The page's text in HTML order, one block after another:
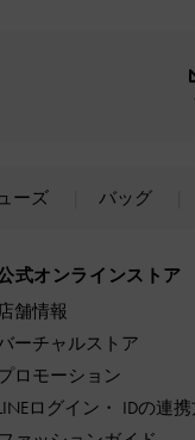
ーズ バッグ
式オンラインストア
店舗情報
ーチャルストア
ロモーション
ログイン・ IDの連